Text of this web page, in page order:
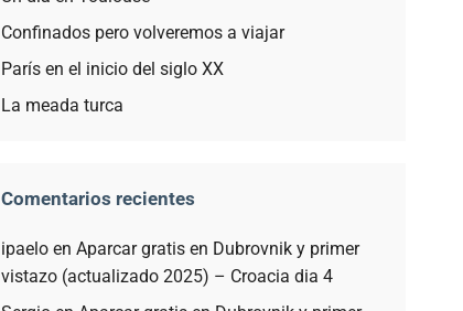
Confinados pero volveremos a viajar
París en el inicio del siglo XX
La meada turca
Comentarios recientes
ipaelo en Aparcar gratis en Dubrovnik y primer
vistazo (actualizado 2025) – Croacia dia 4